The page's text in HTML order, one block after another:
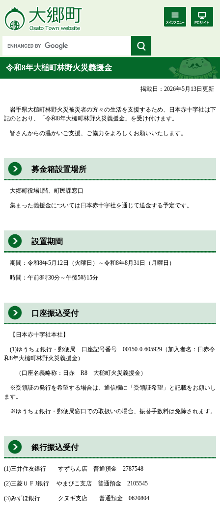
令和8年大槌町林野火災義援金
掲載日：2026年5月13日更新
岩手県大槌町林野火災被災者の方々の生活を支援するため、日本赤十字社は下
記のとおり、「令和8年大槌町林野火災義援金」を受け付けます。
皆さんからの温かいご支援、ご協力をよろしくお願いいたします。
募金箱設置場所
大郷町役場1階、町民課窓口
集まった義援金については日本赤十字社を通じて送金する予定です。
設置期間
期間：令和8年5月12日（火曜日）～令和8年8月31日（月曜日）
時間：午前8時30分～午後5時15分
口座振込受付
【日本赤十字社本社】
(1)ゆうちょ銀行・郵便局 口座記号番号 00150-0-605929（加入者名：日赤令
和8年大槌町林野火災義援金）
（口座名義略称：日赤 R8 大槌町火災義援金）
※受領証の発行を希望する場合は、通信欄に「受領証希望」と記載をお願いし
ます。
※ゆうちょ銀行・郵便局窓口での取扱いの場合、振替手数料は免除されます。
銀行振込受付
(1)三井住友銀行 すずらん店 普通預金 2787548
(2)三菱Ｕ F J銀行 やまびこ支店 普通預金 2105545
(3)みずほ銀行 クヌギ支店 普通預金 0620804